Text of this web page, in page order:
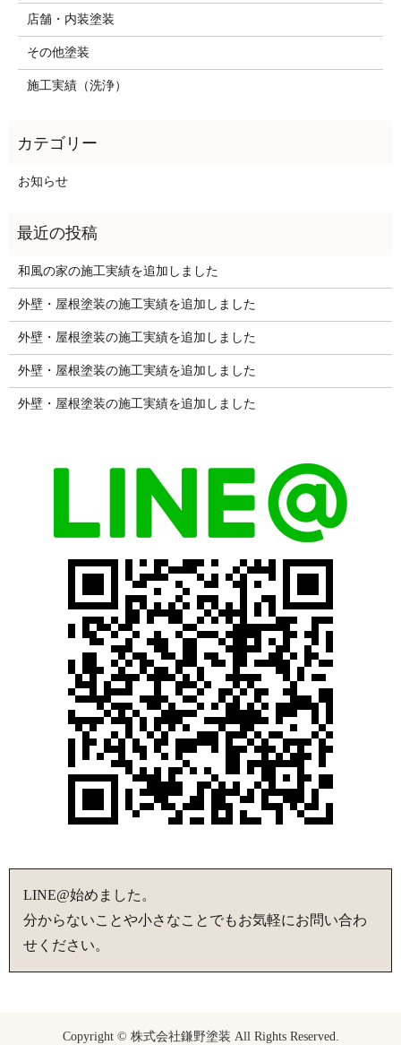
店舗・内装塗装
その他塗装
施工実績（洗浄）
お知らせ
和風の家の施工実績を追加しました
外壁・屋根塗装の施工実績を追加しました
外壁・屋根塗装の施工実績を追加しました
外壁・屋根塗装の施工実績を追加しました
外壁・屋根塗装の施工実績を追加しました
LINE@始めました。
分からないことや小さなことでもお気軽にお問い合わ
せください。
Copyright © 株式会社鎌野塗装 All Rights Reserved.